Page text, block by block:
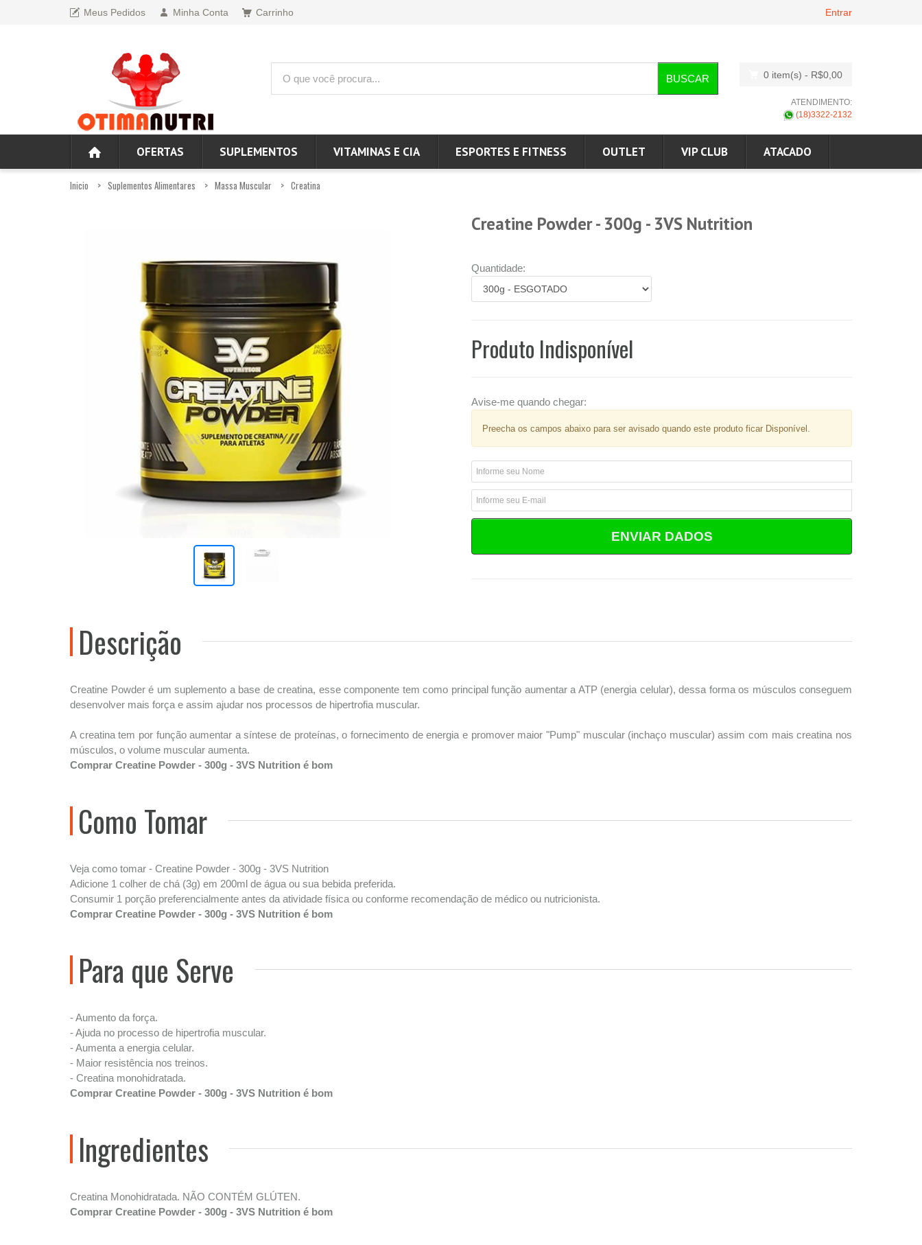
Meus Pedidos Minha Conta Carrinho Entrar
BUSCAR 0 item(s) - R$0,00
ATENDIMENTO:
(18)3322-2132
OFERTAS SUPLEMENTOS VITAMINAS E CIA ESPORTES E FITNESS OUTLET VIP CLUB ATACADO
Inicio Suplementos Alimentares Massa Muscular Creatina
Creatine Powder - 300g - 3VS Nutrition
Quantidade:
Produto Indisponível
Avise-me quando chegar:
Preecha os campos abaixo para ser avisado quando este produto ficar Disponível.
ENVIAR DADOS
Descrição
Creatine Powder é um suplemento a base de creatina, esse componente tem como principal função aumentar a ATP (energia celular), dessa forma os músculos conseguem
desenvolver mais força e assim ajudar nos processos de hipertrofia muscular.
A creatina tem por função aumentar a síntese de proteínas, o fornecimento de energia e promover maior "Pump" muscular (inchaço muscular) assim com mais creatina nos
músculos, o volume muscular aumenta.
Comprar Creatine Powder - 300g - 3VS Nutrition é bom
Como Tomar
Veja como tomar - Creatine Powder - 300g - 3VS Nutrition
Adicione 1 colher de chá (3g) em 200ml de água ou sua bebida preferida.
Consumir 1 porção preferencialmente antes da atividade física ou conforme recomendação de médico ou nutricionista.
Comprar Creatine Powder - 300g - 3VS Nutrition é bom
Para que Serve
- Aumento da força.
- Ajuda no processo de hipertrofia muscular.
- Aumenta a energia celular.
- Maior resistência nos treinos.
- Creatina monohidratada.
Comprar Creatine Powder - 300g - 3VS Nutrition é bom
Ingredientes
Creatina Monohidratada. NÃO CONTÉM GLÚTEN.
Comprar Creatine Powder - 300g - 3VS Nutrition é bom